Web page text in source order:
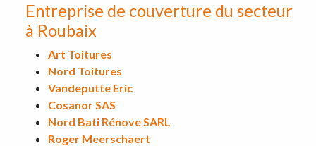
Entreprise de couverture du secteur
à Roubaix
Art Toitures
Nord Toitures
Vandeputte Eric
Cosanor SAS
Nord Bati Rénove SARL
Roger Meerschaert